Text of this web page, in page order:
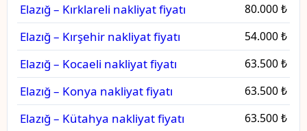
Elazığ – Kırklareli nakliyat fiyatı 80.000 ₺
Elazığ – Kırşehir nakliyat fiyatı 54.000 ₺
Elazığ – Kocaeli nakliyat fiyatı 63.500 ₺
Elazığ – Konya nakliyat fiyatı 63.500 ₺
Elazığ – Kütahya nakliyat fiyatı 63.500 ₺